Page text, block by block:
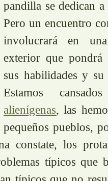
pandilla se dedican
Pero un encuentro
involucrará en
exterior que pondrá
sus habilidades y
Estamos
alienígenas, las
pequeños pueblos,
constate, los
típicos que